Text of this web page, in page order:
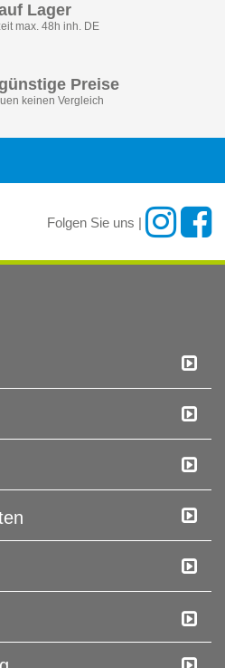
Lager
max. 48h inh. DE
Preise
keinen Vergleich
Folgen Sie uns |